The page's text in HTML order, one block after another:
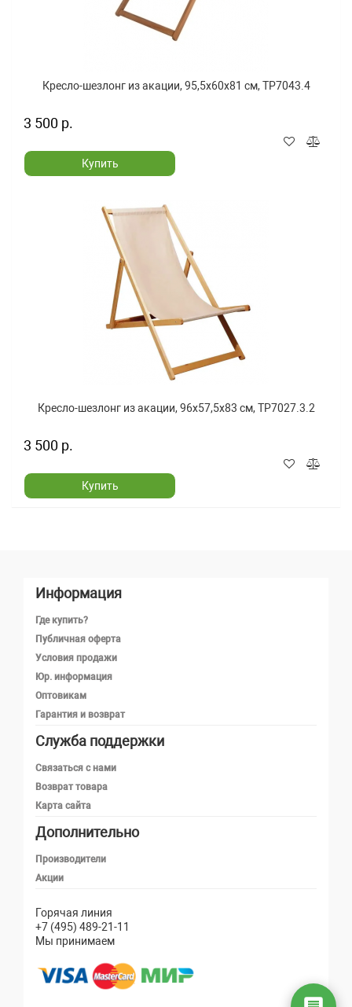
Кресло-шезлонг из акации, 95,5x60x81 см, TP7043.4
3 500 р.
Купить
Кресло-шезлонг из акации, 96x57,5x83 см, TP7027.3.2
3 500 р.
Купить
Информация
Где купить?
Публичная оферта
Условия продажи
Юр. информация
Оптовикам
Гарантия и возврат
Служба поддержки
Связаться с нами
Возврат товара
Карта сайта
Дополнительно
Производители
Акции
Горячая линия
+7 (495) 489-21-11
Мы принимаем